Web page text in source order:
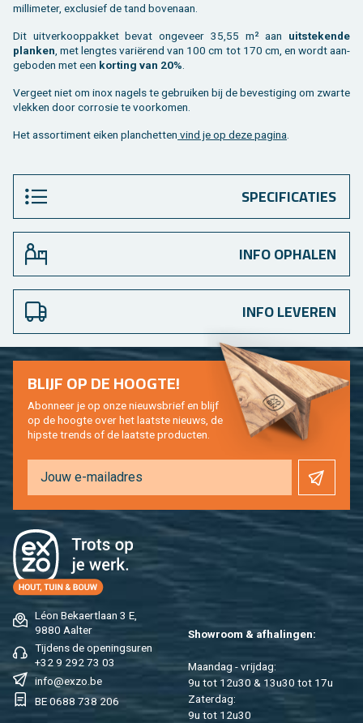
mil­li­me­ter, ex­clu­sief de tand bo­ven­aan.
Dit uit­ver­koop­pak­ket bevat on­ge­veer 35,55 m² aan uit­ste­ken­de
plan­ken , met leng­tes variërend van 100 cm tot 170 cm, en wordt aan­
ge­bo­den met een kor­ting van 20%
Ver­geet niet om inox na­gels te ge­brui­ken bij de be­ves­ti­ging om zwar­te
vlek­ken door cor­ro­sie te voor­ko­men.
Het as­sor­ti­ment eiken plan­chet­ten vind je op deze pa­gi­na
SPECIFICATIES
INFO OPHALEN
INFO LEVEREN
Léon Be­kaert­laan 3 E,
9880 Aal­ter
Tij­dens de ope­nings­uren
+32 9 292 73 03
info@​exzo.​be
BE 0688 738 206
Show­room & af­ha­lin­gen:
Maan­dag - vrij­dag:
9u tot 12u30 & 13u30 tot 17u
Za­ter­dag:
9u tot 12u30
BLIJF OP DE HOOG­TE!
Abon­neer je op onze nieuws­brief en blijf
op de hoog­te over het laat­ste nieuws, de
hip­s­te trends of de laat­ste pro­duc­ten.